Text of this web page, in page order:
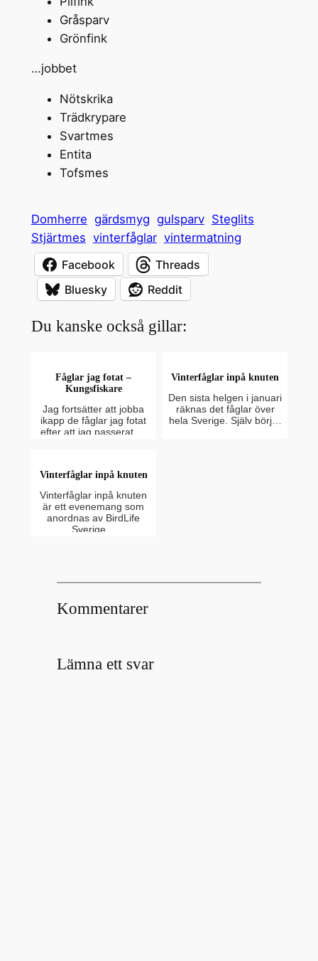
Gråsparv
Grönfink
…jobbet
Nötskrika
Trädkrypare
Svartmes
Entita
Tofsmes
Domherre gärdsmyg gulsparv Steglits
Stjärtmes vinterfåglar vintermatning
Facebook
Threads
Bluesky
Reddit
Du kanske också gillar:
Fåglar jag fotat –
Kungsfiskare
Jag fortsätter att jobba
ikapp de fåglar jag fotat
efter att jag passerat …
Vinterfåglar inpå knuten
Den sista helgen i januari
räknas det fåglar över
hela Sverige. Själv börj…
Vinterfåglar inpå knuten
Vinterfåglar inpå knuten
är ett evenemang som
anordnas av BirdLife
Sverige…
Kommentarer
Lämna ett svar